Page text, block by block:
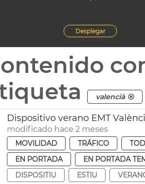
Desplegar
valencià
Dispositivo verano EMT
modificado hace 2 meses
MOVILIDAD TRÁFICO
EN PORTADA
EN PORTADA
DISPOSITIU
ESTIU